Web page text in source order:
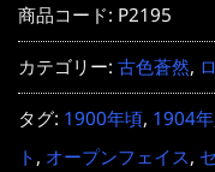
商品コード: P2195
カテゴリー: 古色蒼然,
タグ: 1900年頃, 1904年
ト, オープンフェイス,